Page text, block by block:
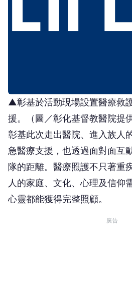
▲彰基於活動現場設置醫療救
援。（圖／彰化基督教醫院提供
彰基此次走出醫院、進入族人
急醫療支援，也透過面對面互
隊的距離。醫療照護不只著重
人的家庭、文化、心理及信仰
心靈都能獲得完整照顧。
廣告